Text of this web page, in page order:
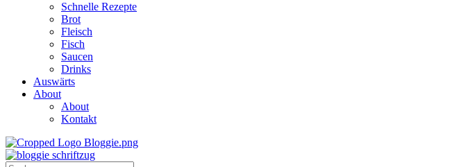
Schnelle Rezepte
Brot
Fleisch
Fisch
Saucen
Drinks
Auswärts
About
About
Kontakt